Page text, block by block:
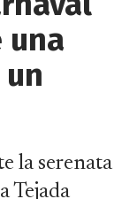
una
la serenata
Tejada